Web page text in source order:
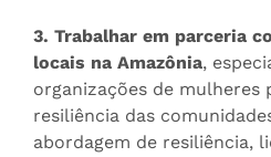
3. Trabalhar em parceria
locais na Amazônia,
organizações de mulheres
resiliência das
abordagem de resiliência,